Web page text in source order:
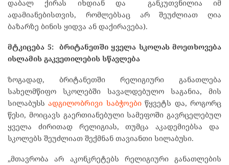
დაბალ ქირას იხდიან და განკუთვნილია იმ
ადამიანებისთვის, რომლებსაც არ შეუძლიათ ღია
ბაზარზე ბინის ყიდვა ან დაქირავება).
მტკიცება 5: ბრიტანეთში ყველა სკოლას მოეთხოვება
ისლამის გაკვეთილების სწავლება
ზოგადად, ბრიტანეთში რელიგიური განათლება
სახელმწიფო სკოლებში სავალდებულო საგანია, მის
სილაბუსსადგილობრივი საბჭოებიწყვეტს და, როგორც
წესი, მოიცავს გაერთიანებული სამეფოში გავრცელებულ
ყველა ძირითად რელიგიას, თუმცა აკადემიებსა და
სკოლებს შეუძლიათ შექმნან თავიანთი სილაბუსი.
„მთავრობა არ აკონკრეტებს რელიგიური განათლების